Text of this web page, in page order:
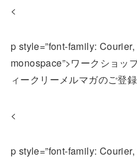
<
p style=”font-family: Courier,
monospace”>ワークショッ
ィークリーメルマガのご登
<
p style=”font-family: Courier,